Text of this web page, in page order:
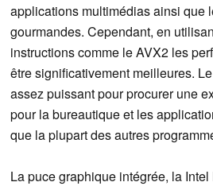
applications multimédias ainsi que
gourmandes. Cependant, en
instructions comme le AVX2 les
être significativement meilleures.
assez puissant pour procurer une
pour la bureautique et les
que la plupart des autres
La puce graphique intégrée, la